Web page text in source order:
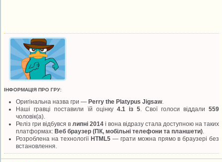
ІНФОРМАЦІЯ ПРО ГРУ:
Оригінальна назва гри —Perry the Platypus Jigsaw.
Наші гравці поставили їй оцінку 4.1 із 5. Свої голоси віддали559
чоловік(а).
Реліз гри відбувся влипні 2014 і вона відразу стала доступною на таких
платформах:Веб браузер (ПК, мобільні телефони та планшети)
Розроблена на технології HTML5— грати можна прямо в браузері без
встановлення.